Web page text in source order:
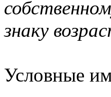
знаку
Условные